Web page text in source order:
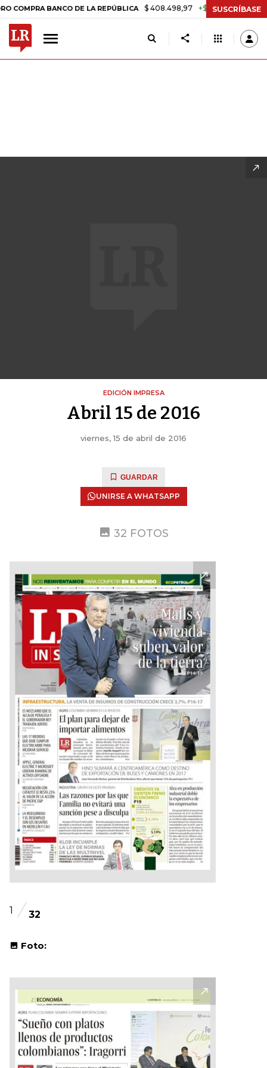
DE LA REPÚBLICA $ 408.498,97 +$ 8.753,81 +2,19% TASA DE
SUSCRÍBASE
EDICIÓN IMPRESA
Abril 15 de 2016
viernes, 15 de abril de 2016
GUARDAR
UNIRSE A WHATSAPP
32 FOTOS
1 32
Foto: